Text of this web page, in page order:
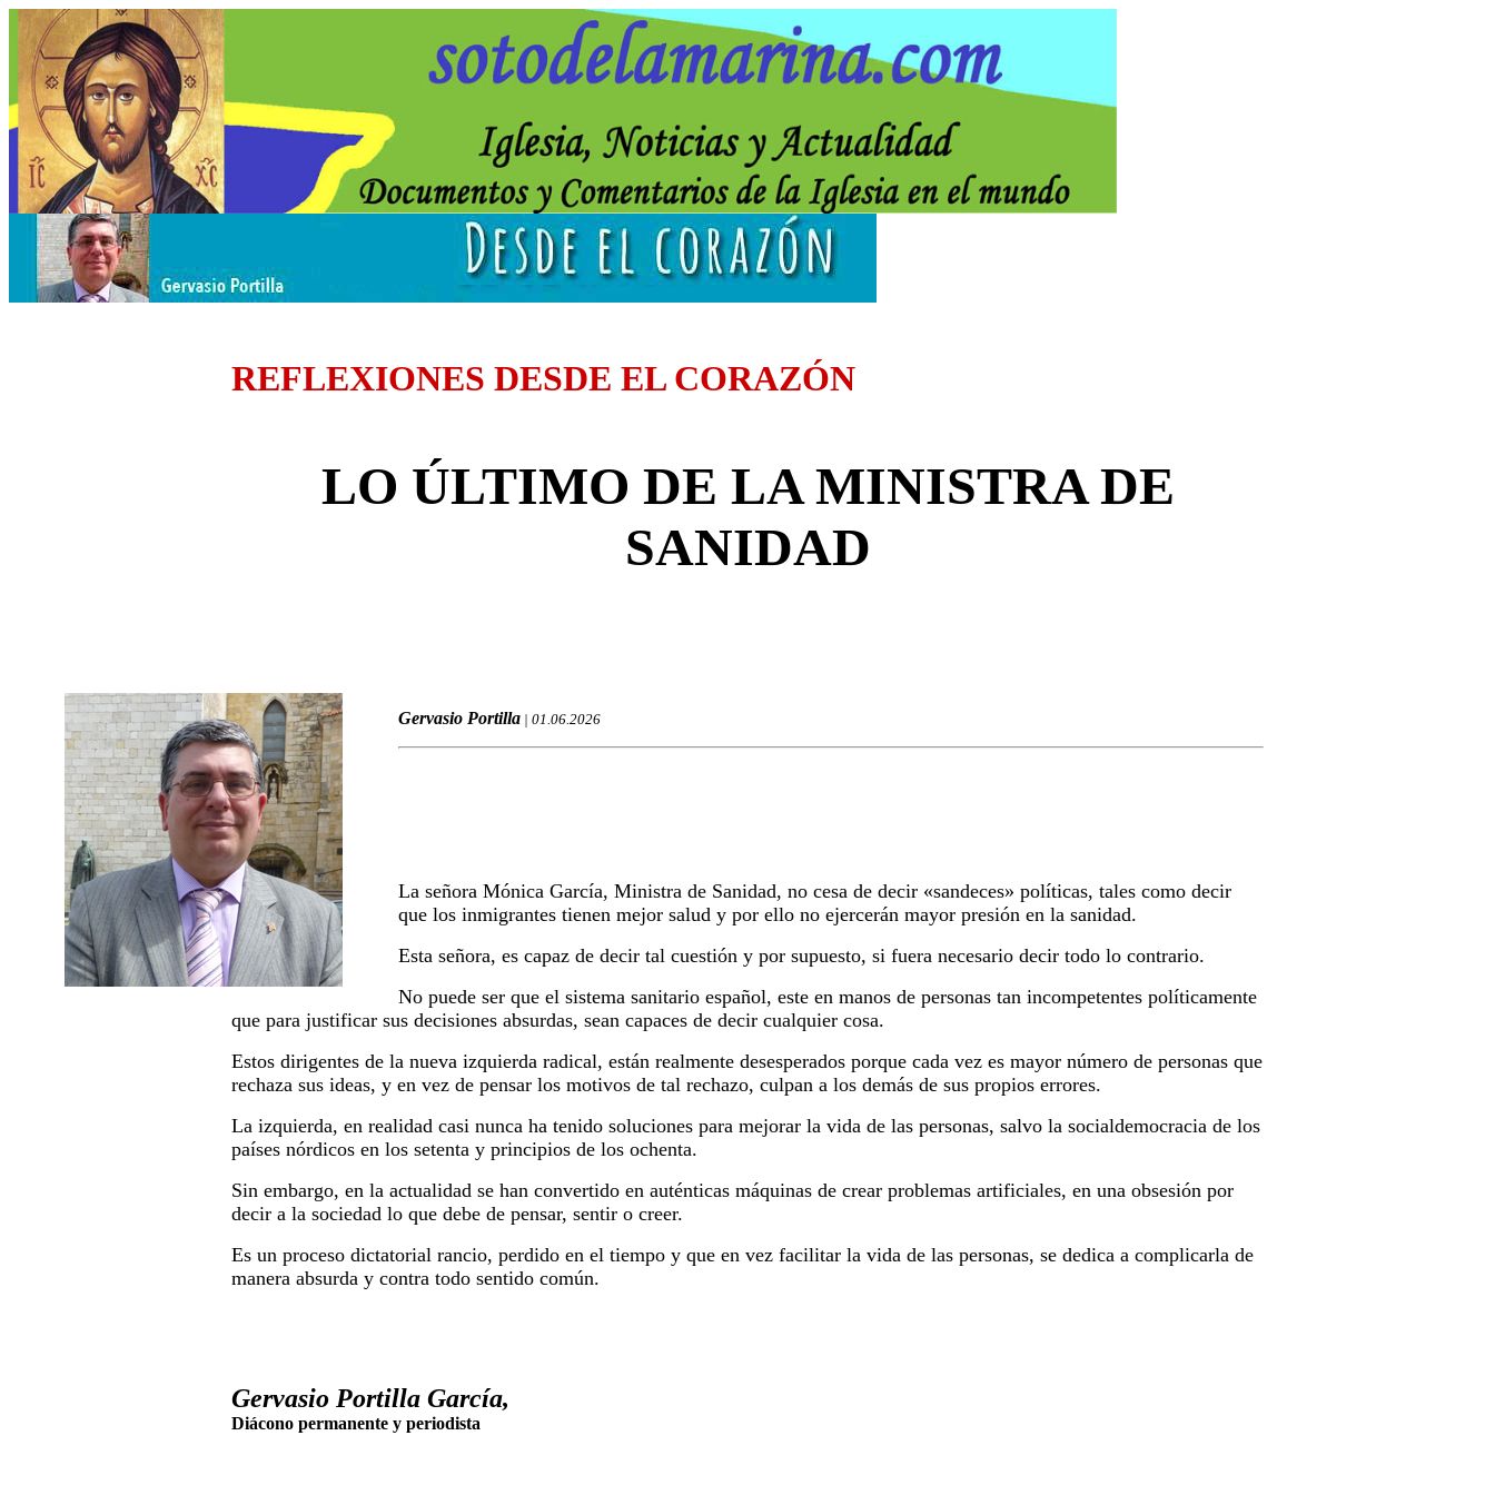
REFLEXIONES DESDE EL CORAZÓN
LO ÚLTIMO DE LA MINISTRA DE
SANIDAD
Gervasio Portilla | 01.06.2026
La señora Mónica García, Ministra de Sanidad, no cesa de decir «sandeces» políticas, tales como decir
que los inmigrantes tienen mejor salud y por ello no ejercerán mayor presión en la sanidad.
Esta señora, es capaz de decir tal cuestión y por supuesto, si fuera necesario decir todo lo contrario.
No puede ser que el sistema sanitario español, este en manos de personas tan incompetentes políticamente
que para justificar sus decisiones absurdas, sean capaces de decir cualquier cosa.
Estos dirigentes de la nueva izquierda radical, están realmente desesperados porque cada vez es mayor número de personas que
rechaza sus ideas, y en vez de pensar los motivos de tal rechazo, culpan a los demás de sus propios errores.
La izquierda, en realidad casi nunca ha tenido soluciones para mejorar la vida de las personas, salvo la socialdemocracia de los
países nórdicos en los setenta y principios de los ochenta.
Sin embargo, en la actualidad se han convertido en auténticas máquinas de crear problemas artificiales, en una obsesión por
decir a la sociedad lo que debe de pensar, sentir o creer.
Es un proceso dictatorial rancio, perdido en el tiempo y que en vez facilitar la vida de las personas, se dedica a complicarla de
manera absurda y contra todo sentido común.
Gervasio Portilla García,
Diácono permanente y periodista